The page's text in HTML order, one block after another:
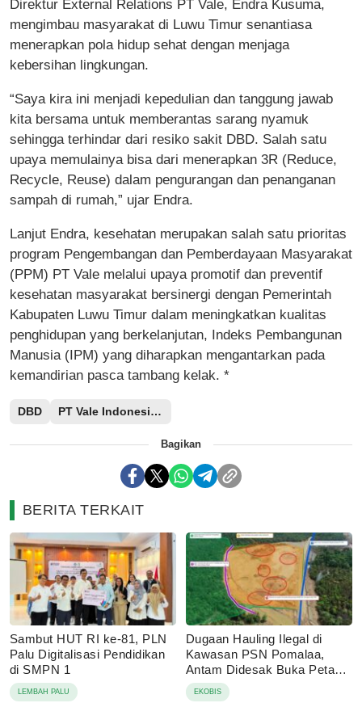
Direktur External Relations PT Vale, Endra Kusuma,
mengimbau masyarakat di Luwu Timur senantiasa
menerapkan pola hidup sehat dengan menjaga
kebersihan lingkungan.
“Saya kira ini menjadi kepedulian dan tanggung jawab
kita bersama untuk memberantas sarang nyamuk
sehingga terhindar dari resiko sakit DBD. Salah satu
upaya memulainya bisa dari menerapkan 3R (Reduce,
Recycle, Reuse) dalam pengurangan dan penanganan
sampah di rumah,” ujar Endra.
Lanjut Endra, kesehatan merupakan salah satu prioritas
program Pengembangan dan Pemberdayaan Masyarakat
(PPM) PT Vale melalui upaya promotif dan preventif
kesehatan masyarakat bersinergi dengan Pemerintah
Kabupaten Luwu Timur dalam meningkatkan kualitas
penghidupan yang berkelanjutan, Indeks Pembangunan
Manusia (IPM) yang diharapkan mengantarkan pada
kemandirian pasca tambang kelak. *
DBD PT Vale Indonesia Tbk
Bagikan
BERITA TERKAIT
Sambut HUT RI ke-81, PLN
Palu Digitalisasi Pendidikan
di SMPN 1
LEMBAH PALU
Dugaan Hauling Ilegal di
Kawasan PSN Pomalaa,
Antam Didesak Buka Peta
IUP
EKOBIS